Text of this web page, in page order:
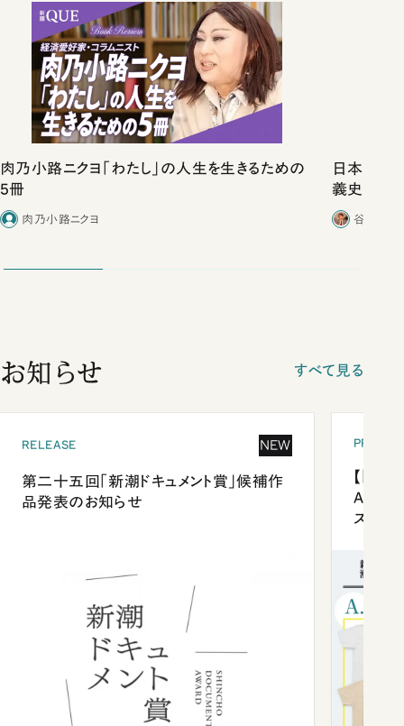
肉乃小路ニクヨ「わたし」の人生を生きるための
5冊
肉乃小路ニクヨ
日本史は
義史観を
谷口功
お知らせ すべて見る
RELEASE NEW
第二十五回「新潮ドキュメント賞」候補作
品発表のお知らせ
【「新
ズプレ